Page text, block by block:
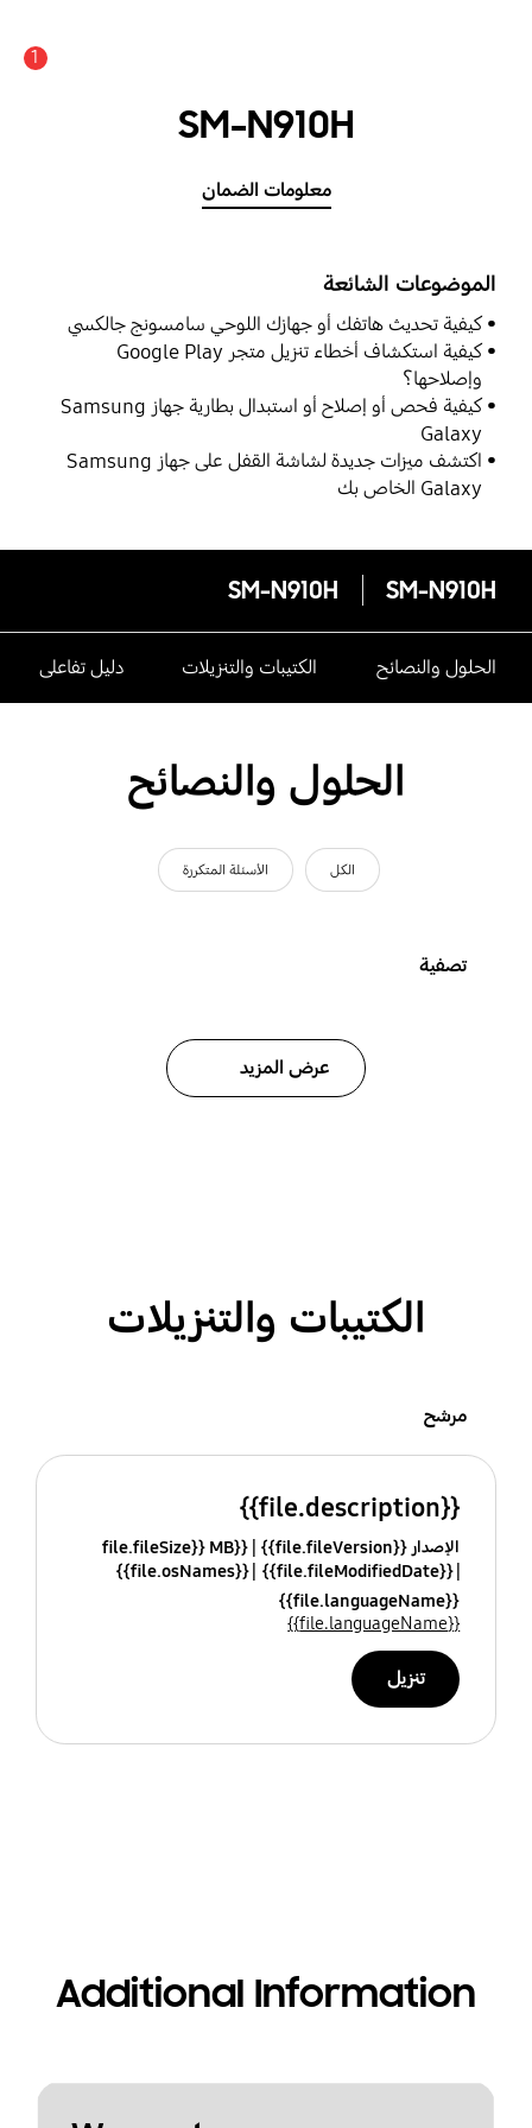
1
SM-N910H
معلومات الضمان
الموضوعات الشائعة
كيفية تحديث هاتفك أو جهازك اللوحي سامسونج جالكسي
كيفية استكشاف أخطاء تنزيل متجر Google Play
وإصلاحها؟
كيفية فحص أو إصلاح أو استبدال بطارية جهاز Samsung
Galaxy
اكتشف ميزات جديدة لشاشة القفل على جهاز Samsung
Galaxy الخاص بك
SM-N910H
SM-N910H
الحلول والنصائح الكتيبات والتنزيلات دليل تفاعلى
الحلول والنصائح
الكل الأسئلة المتكررة
تصفية
عرض المزيد
الكتيبات والتنزيلات
مرشح
{{file.description}}
الإصدار {{file.fileVersion}}
{{file.fileSize}} MB
{{file.fileModifiedDate}}
{{file.osNames}}
{{file.languageName}}
{{file.languageName}}
تنزيل
Additional Information